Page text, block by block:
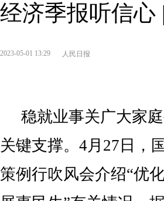
经济季报听信心
2023-05-01 13:29 人民日报
稳就业事关广大家
关键支撑。4月27日，
策例行吹风会介绍“优